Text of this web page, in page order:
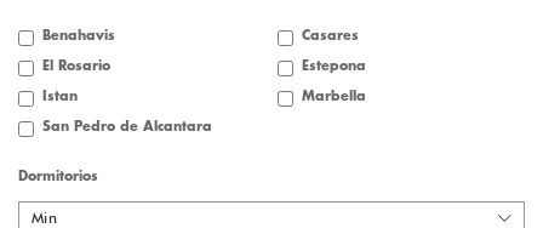
Benahavis Casares
El Rosario Estepona
Istan Marbella
San Pedro de Alcantara
Dormitorios
Min